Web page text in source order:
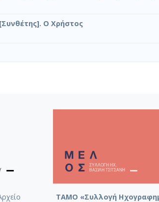
Ο Χρήστος
ΤΑΜΟ «Συλλογή